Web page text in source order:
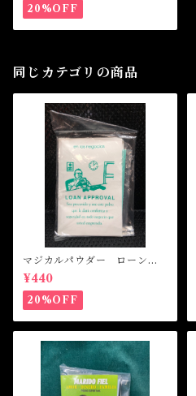
20%OFF
同じカテゴリの商品
マジカルパウダー ローンア
ップルーバル Magical Pow
der LOAN APPROVAL
¥440
20%OFF